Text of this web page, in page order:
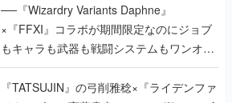
──『Wizardry Variants Daphne』
×『FFXI』コラボが期間限定なのにジョブ
もキャラも武器も戦闘システムもワンオフ
で作り込まれた理由を両ディレクターに聞
く
『TATSUJIN』の弓削雅稔×『ライデンファ